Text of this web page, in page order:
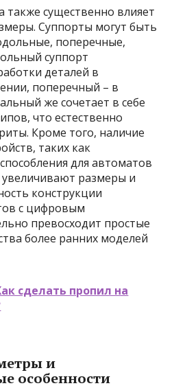
также существенно влияет
Суппорты могут быть
поперечные,
суппорт
деталей в
поперечный – в
же сочетает в себе
что естественно
Кроме того, наличие
таких как
для автоматов
размеры и
конструкции
с цифровым
превосходит простые
более ранних моделей
сделать пропил на
и
особенности